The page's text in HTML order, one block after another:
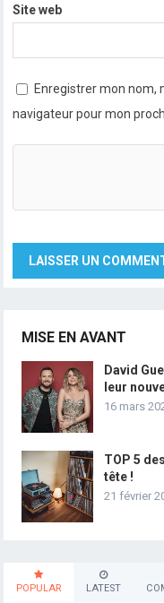
Site web
Enregistrer mon nom,
navigateur pour mon
MISE EN AVANT
David
leur
16 mars
TOP 5
tête !
21 février
POPULAR LATEST